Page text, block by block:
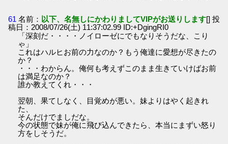
61 名前： 以下、名無しにかわりましてVIPがお送りします[] 投
稿日：2008/07/26(土) 11:37:02.99 ID:+DgingRI0
「深刻だ・・・・ノイローゼにでもなりそうだな、こり
ゃ」
これはハルヒお前の力なのか？もう俺達に愛想が尽きたの
か？
・・・わからん。俺何も考えずこのまま生きていけばお前
は満足なのか？
誰か教えてくれ・・・
翌朝、果てしなく、目覚めが悪い。妹よりはやく起きれ
た、
そんだけでましだな。
今の状態で妹が俺に飛び込んできたら、本当にまずい怒り
方をしそうだ。